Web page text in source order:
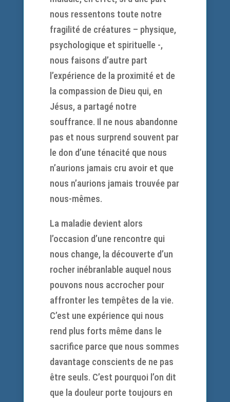
nous ressentons toute notre
fragilité de créatures – physique,
psychologique et spirituelle -,
nous faisons d’autre part
l’expérience de la proximité et de
la compassion de Dieu qui, en
Jésus, a partagé notre
souffrance. Il ne nous abandonne
pas et nous surprend souvent par
le don d’une ténacité que nous
n’aurions jamais cru avoir et que
nous n’aurions jamais trouvée par
nous-mêmes.
La maladie devient alors
l’occasion d’une rencontre qui
nous change, la découverte d’un
rocher inébranlable auquel nous
pouvons nous accrocher pour
affronter les tempêtes de la vie.
C’est une expérience qui nous
rend plus forts même dans le
sacrifice parce que nous sommes
davantage conscients de ne pas
être seuls. C’est pourquoi l’on dit
que la douleur porte toujours en